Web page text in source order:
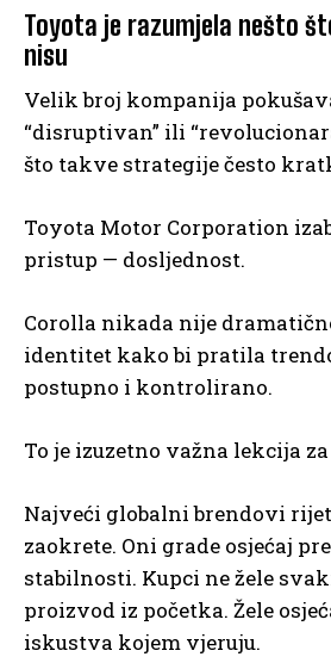
Toyota je razumjela nešto
nisu
Velik broj kompanija
“disruptivan” ili
što takve strategije često
Toyota Motor Corporation
pristup — dosljednost.
Corolla nikada nije
identitet kako bi pratila
postupno i kontrolirano.
To je izuzetno važna lekcija
Najveći globalni brendovi
zaokrete. Oni grade osjećaj
stabilnosti. Kupci ne žele
proizvod iz početka. Žele
iskustva kojem vjeruju.